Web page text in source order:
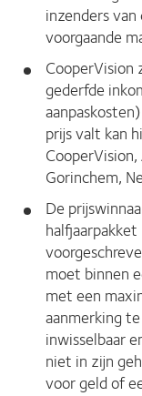
inzenders
voorgaande
CooperVision
gederfde
prijs valt kan
Gorinchem,
De
moet binnen
met een
aanmerking
inwisselbaar
niet in zijn
voor geld of